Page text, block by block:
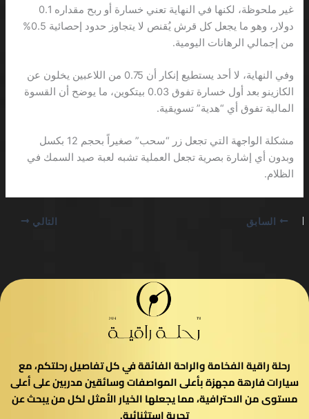
غير ملحوظة، لكنها في النهاية تعني خسارة أو ربح مقداره 0.1
دولار، وهو ما يجعل كل قرش يُقنص لا يتجاوز حدود إحصائية 0.5%
من إجمالي الرهانات اليومية.
وفي النهاية، لا أحد يستطيع إنكار أن 0.75 من اللاعبين يخلون عن
الكازينو بعد أول خسارة تفوق 0.03 بيتكوين، ما يوضح أن القسوة
المالية تفوق أي “هدية” تسويقية.
مشكلة الواجهة التي تجعل زر “سحب” صغيراً بحجم 12 بكسل
وبدون أي إشارة بصرية تجعل العملية تشبه لعبة صيد السمك في
الظلام.
السابق التالي
رحلة راقية الفخامة والراحة الفائقة في كل تفاصيل رحلتكم، مع
سيارات فارهة مجهزة بأعلى المواصفات وسائقين مدربين على أعلى
مستوى من الاحترافية، مما يجعلها الخيار الأمثل لكل من يبحث عن